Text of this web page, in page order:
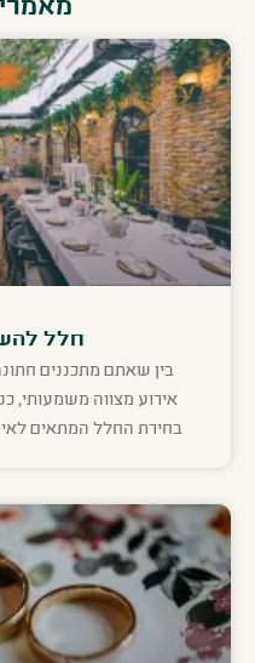
חלל
בין שאתם מתכננים חתונה
אירוע מצווה משמעותי, כנס
בחירת החלל המתאים